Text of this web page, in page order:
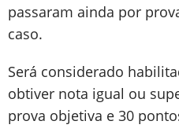
passaram ainda por
caso.
Será considerado
obtiver nota igual ou
prova objetiva e 30